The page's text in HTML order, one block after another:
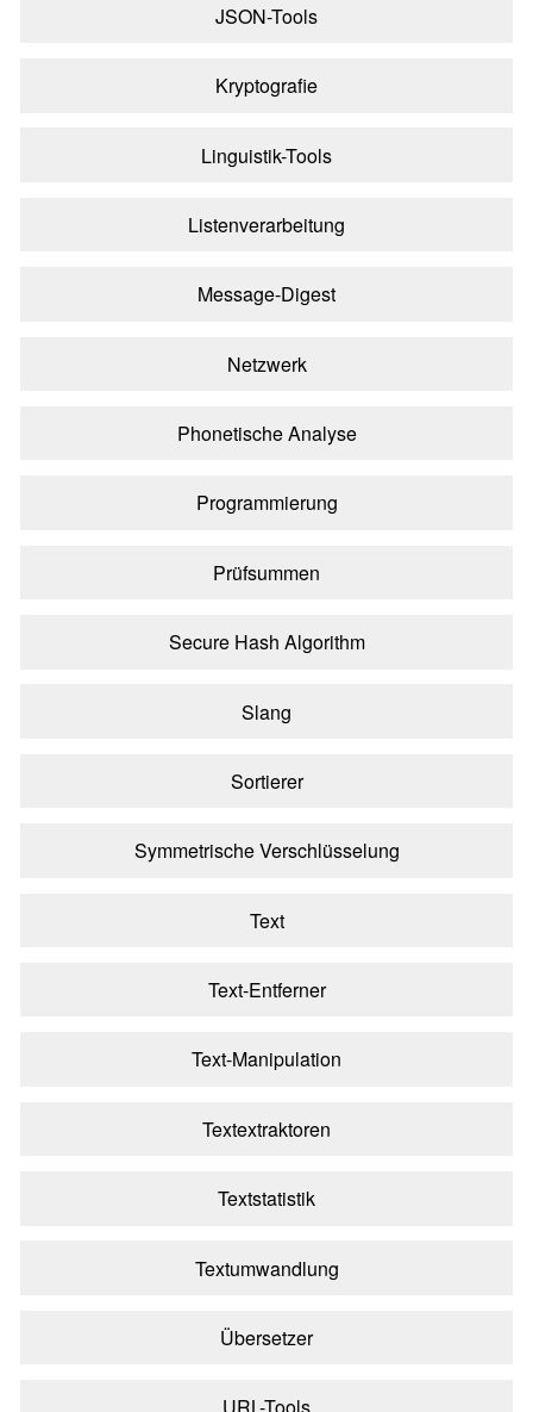
JSON-Tools
Kryptografie
Linguistik-Tools
Listenverarbeitung
Message-Digest
Netzwerk
Phonetische Analyse
Programmierung
Prüfsummen
Secure Hash Algorithm
Slang
Sortierer
Symmetrische Verschlüsselung
Text
Text-Entferner
Text-Manipulation
Textextraktoren
Textstatistik
Textumwandlung
Übersetzer